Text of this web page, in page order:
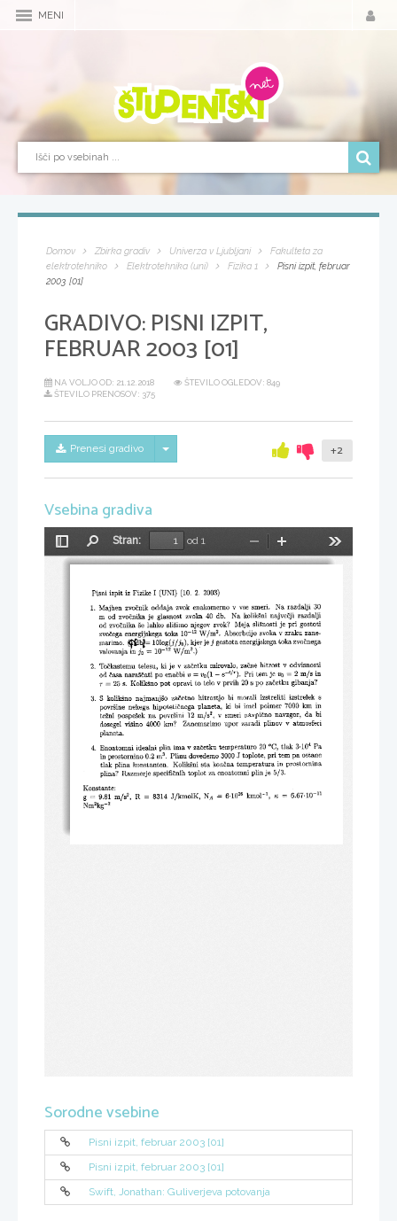
MENI
Domov Zbirka gradiv Univerza v Ljubljani
Fakulteta za
elektrotehniko
Elektrotehnika (uni) Fizika 1
Pisni izpit, februar
2003 [01]
GRADIVO:PISNI IZPIT,
FEBRUAR 2003 [01]
NA VOLJO OD: 21.12.2018
ŠTEVILO OGLEDOV: 849
ŠTEVILO PRENOSOV: 375
Prenesi gradivo Skrij/prikaži meni +2
Vsebina gradiva
Preklopi
stransko
Stran:
od 1
Pomanjšaj
Sorodne vsebine
Pisni izpit, februar 2003 [01]
Pisni izpit, februar 2003 [01]
Swift, Jonathan: Guliverjeva potovanja